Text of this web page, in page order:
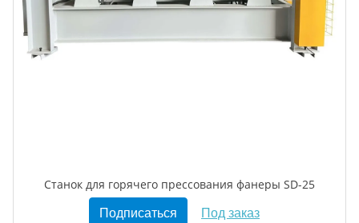
Станок для горячего прессования фанеры SD-25
Подписаться Под заказ